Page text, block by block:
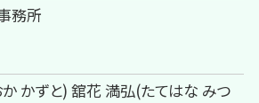
務所
かずと) 舘花 満弘(たてはな みつ